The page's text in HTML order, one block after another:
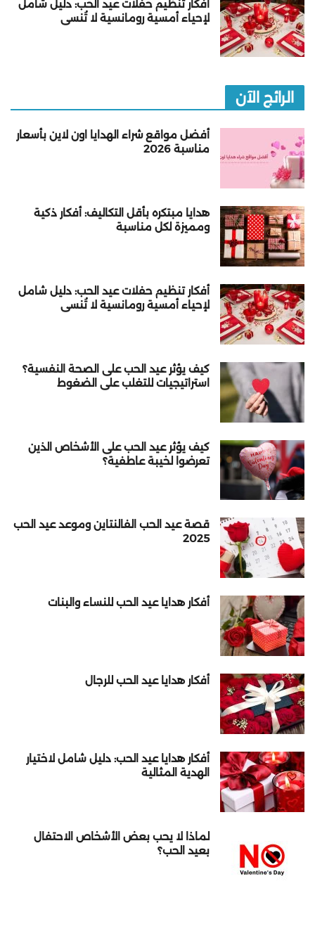
أفكار تنظيم حفلات عيد الحب: دليل شامل
لإحياء أمسية رومانسية لا تُنسى
الرائج الآن
أفضل مواقع شراء الهدايا اون لاين بأسعار
مناسبة 2026
هدايا مبتكره بأقل التكاليف: أفكار ذكية
ومميزة لكل مناسبة
أفكار تنظيم حفلات عيد الحب: دليل شامل
لإحياء أمسية رومانسية لا تُنسى
كيف يؤثر عيد الحب على الصحة النفسية؟
استراتيجيات للتغلب على الضغوط
كيف يؤثر عيد الحب على الأشخاص الذين
تعرضوا لخيبة عاطفية؟
قصة عيد الحب الفالنتاين وموعد عيد الحب
2025
أفكار هدايا عيد الحب للنساء والبنات
أفكار هدايا عيد الحب للرجال
أفكار هدايا عيد الحب: دليل شامل لاختيار
الهدية المثالية
لماذا لا يحب بعض الأشخاص الاحتفال
بعيد الحب؟